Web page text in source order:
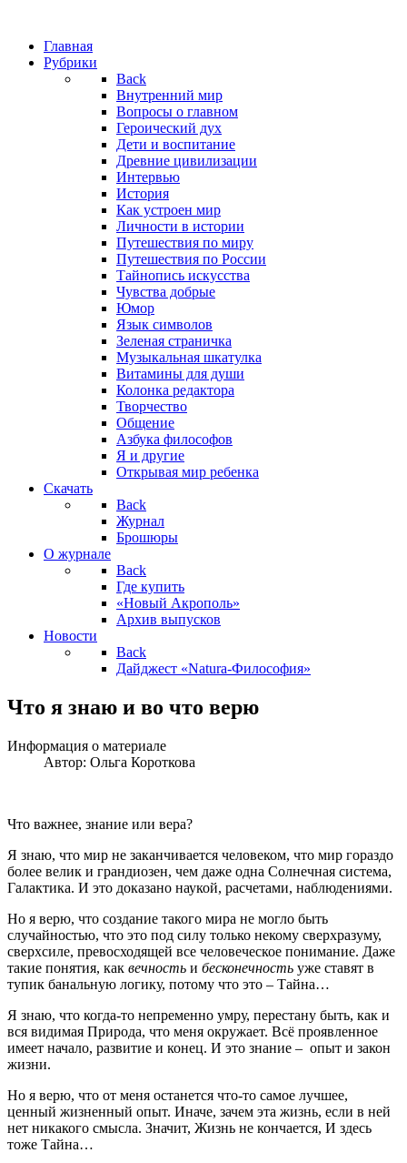
Главная
Рубрики
Back
Внутренний мир
Вопросы о главном
Героический дух
Дети и воспитание
Древние цивилизации
Интервью
История
Как устроен мир
Личности в истории
Путешествия по миру
Путешествия по России
Тайнопись искусства
Чувства добрые
Юмор
Язык символов
Зеленая страничка
Музыкальная шкатулка
Витамины для души
Колонка редактора
Творчество
Общение
Азбука философов
Я и другие
Открывая мир ребенка
Скачать
Back
Журнал
Брошюры
О журнале
Back
Где купить
«Новый Акрополь»
Архив выпусков
Новости
Back
Дайджест «Natura-Философия»
Что я знаю и во что верю
Информация о материале
Автор: Ольга Короткова
Что важнее, знание или вера?
Я знаю, что мир не заканчивается человеком, что мир гораздо
более велик и грандиозен, чем даже одна Солнечная система,
Галактика. И это доказано наукой, расчетами, наблюдениями.
Но я верю, что создание такого мира не могло быть
случайностью, что это под силу только некому сверхразуму,
сверхсиле, превосходящей все человеческое понимание. Даже
такие понятия, как вечность и бесконечность уже ставят в
тупик банальную логику, потому что это – Тайна…
Я знаю, что когда-то непременно умру, перестану быть, как и
вся видимая Природа, что меня окружает. Всё проявленное
имеет начало, развитие и конец. И это знание – опыт и закон
жизни.
Но я верю, что от меня останется что-то самое лучшее,
ценный жизненный опыт. Иначе, зачем эта жизнь, если в ней
нет никакого смысла. Значит, Жизнь не кончается, И здесь
тоже Тайна…